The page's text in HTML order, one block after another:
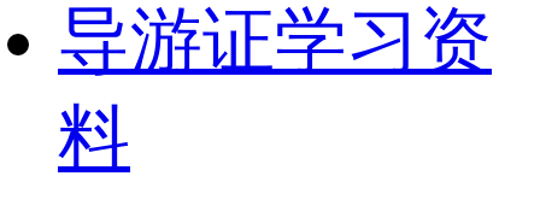
导游证学习资
料